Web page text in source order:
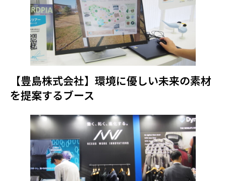
【豊島株式会社】環境に優しい未来の素材
を提案するブース